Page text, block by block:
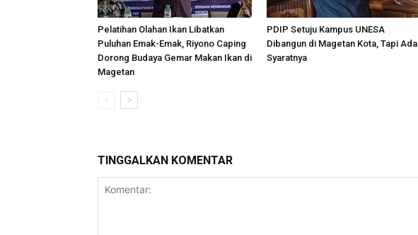
Pelatihan Olahan Ikan Libatkan
Puluhan Emak-Emak, Riyono Caping
Dorong Budaya Gemar Makan Ikan di
Magetan
PDIP Setuju Kampus UNESA
Dibangun di Magetan Kota, Tapi Ada
Syaratnya
TINGGALKAN KOMENTAR